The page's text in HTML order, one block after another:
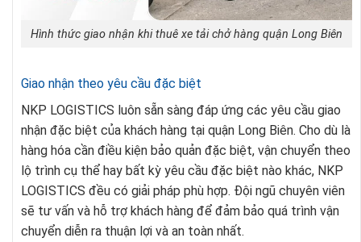
Hình thức giao nhận khi thuê xe tải chở hàng quận Long Biên
Giao nhận theo yêu cầu đặc biệt
NKP LOGISTICS luôn sẵn sàng đáp ứng các yêu cầu giao
nhận đặc biệt của khách hàng tại quận Long Biên. Cho dù là
hàng hóa cần điều kiện bảo quản đặc biệt, vận chuyển theo
lộ trình cụ thể hay bất kỳ yêu cầu đặc biệt nào khác, NKP
LOGISTICS đều có giải pháp phù hợp. Đội ngũ chuyên viên
sẽ tư vấn và hỗ trợ khách hàng để đảm bảo quá trình vận
chuyển diễn ra thuận lợi và an toàn nhất.